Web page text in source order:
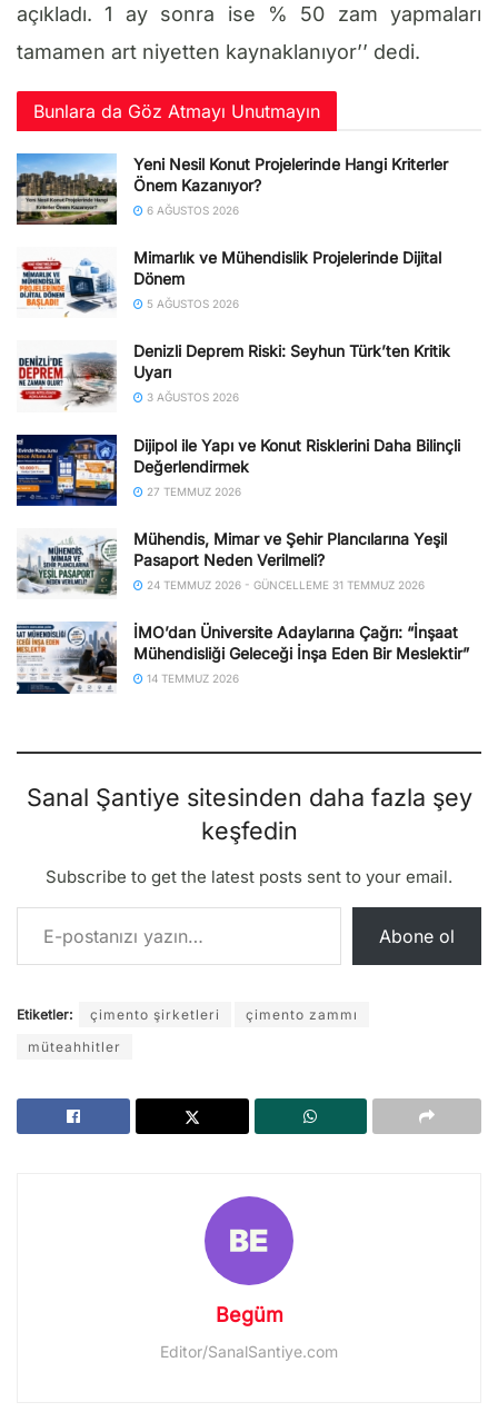
açıkladı. 1 ay sonra ise % 50 zam yapmaları
tamamen art niyetten kaynaklanıyor’’ dedi.
Bunlara da Göz Atmayı Unutmayın
Yeni Nesil Konut Projelerinde Hangi Kriterler
Önem Kazanıyor?
6 AĞUSTOS 2026
Mimarlık ve Mühendislik Projelerinde Dijital
Dönem
5 AĞUSTOS 2026
Denizli Deprem Riski: Seyhun Türk’ten Kritik
Uyarı
3 AĞUSTOS 2026
Dijipol ile Yapı ve Konut Risklerini Daha Bilinçli
Değerlendirmek
27 TEMMUZ 2026
Mühendis, Mimar ve Şehir Plancılarına Yeşil
Pasaport Neden Verilmeli?
24 TEMMUZ 2026 - GÜNCELLEME 31 TEMMUZ 2026
İMO’dan Üniversite Adaylarına Çağrı: “İnşaat
Mühendisliği Geleceği İnşa Eden Bir Meslektir”
14 TEMMUZ 2026
Sanal Şantiye sitesinden daha fazla şey
keşfedin
Subscribe to get the latest posts sent to your email.
E-postanızı yazın…
Abone ol
Etiketler: çimento şirketleri
çimento zammı
müteahhitler
Begüm
Editor/SanalSantiye.com